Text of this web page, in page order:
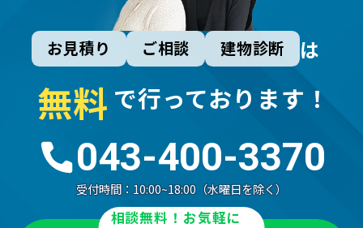
お見積り ご相談 建物診断 は
無料 で行っております！
043-400-3370
受付時間： 10:00~18:00（水曜日を除く）
相談無料！お気軽に